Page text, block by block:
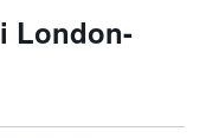
London-